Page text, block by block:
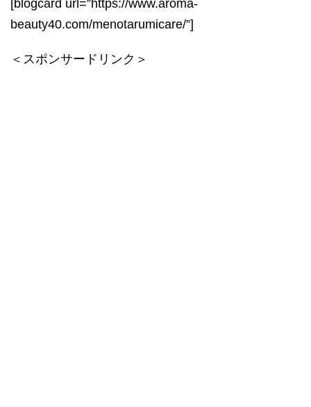
[blogcard url=”https://www.aroma-
beauty40.com/menotarumicare/”]
＜スポンサードリンク＞